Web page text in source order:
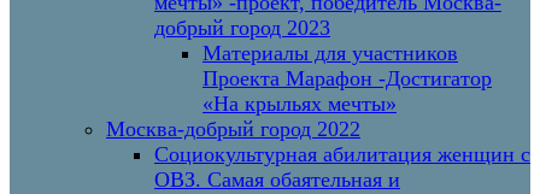
добрый город 2023
Материалы для участников
Проекта Марафон -Достигатор
«На крыльях мечты»
Москва-добрый город 2022
Социокультурная абилитация женщин с
ОВЗ. Самая обаятельная и